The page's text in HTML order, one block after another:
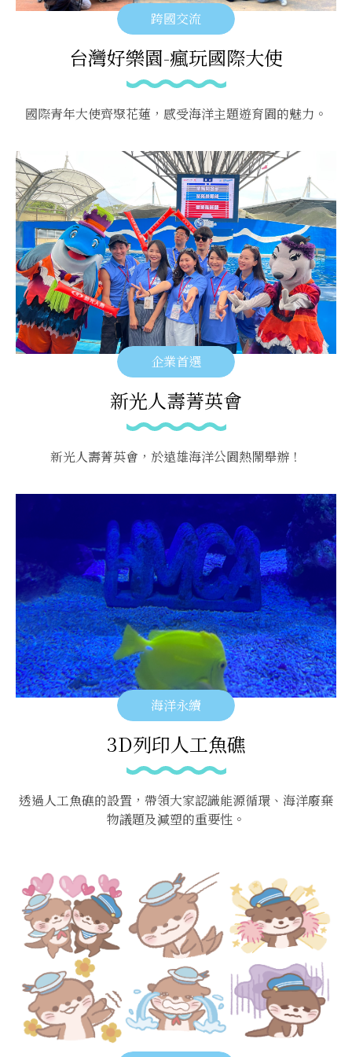
跨國交流
台灣好樂園-瘋玩國際大使
國際青年大使齊聚花蓮，感受海洋主題遊育園的魅力。
企業首選
新光人壽菁英會
新光人壽菁英會，於遠雄海洋公園熱鬧舉辦！
海洋永續
3D列印人工魚礁
透過人工魚礁的設置，帶領大家認識能源循環、海洋廢棄
物議題及減塑的重要性。